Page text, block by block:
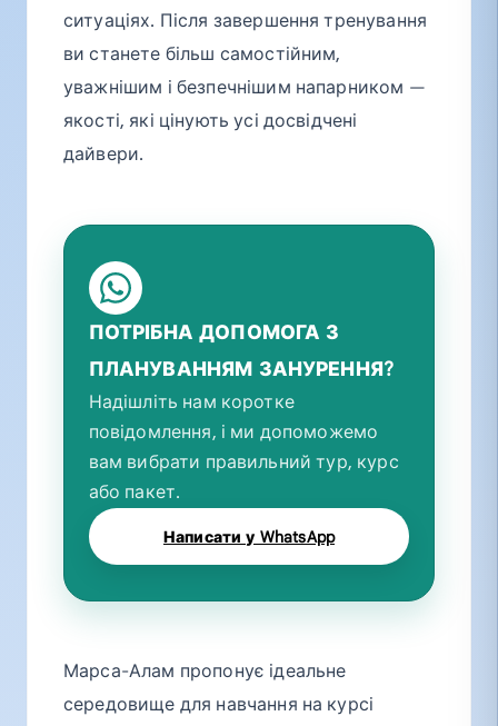
ситуаціях. Після завершення тренування
ви станете більш самостійним,
уважнішим і безпечнішим напарником —
якості, які цінують усі досвідчені
дайвери.
ПОТРІБНА ДОПОМОГА З
ПЛАНУВАННЯМ ЗАНУРЕННЯ?
Надішліть нам коротке
повідомлення, і ми допоможемо
вам вибрати правильний тур, курс
або пакет.
Написати у WhatsApp
Марса-Алам пропонує ідеальне
середовище для навчання на курсі